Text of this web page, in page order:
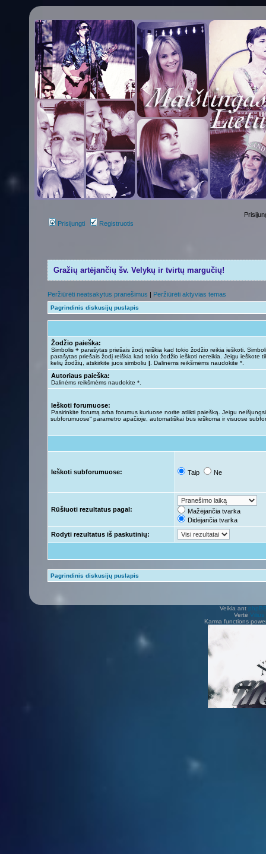
Prisijungti Registruotis
Gražių artėjančių šv. Velykų ir tvirtų margučių!
Peržiūrėti neatsakytus pranešimus | Peržiūrėti aktyvias temas
Pagrindinis diskusijų puslapis
Žodžio paieška:
Simbolis + parašytas priešais žodį reiškia kad tokio žodžio reikia ieškoti.
parašytas priešais žodį reiškia kad tokio žodžio ieškoti nereikia. Jeigu ieškote
kelių žodžių, atskirkite juos simboliu | . Dalinėms reikšmėms naudokite *.
Autoriaus paieška:
Dalinėms reikšmėms naudokite *.
Ieškoti forumuose:
Pasirinkite forumą arba forumus kuriuose norite atlikti paiešką. Jeigu
subforumuose“ parametro apačioje, automatiškai bus ieškoma ir visuose
Ieškoti subforumuose: Taip Ne
Rūšiuoti rezultatus pagal:
Mažėjančia tvarka
Didėjančia tvarka
Rodyti rezultatus iš paskutinių:
Pagrindinis diskusijų puslapis
Veikia ant
Vertė Vilius
Karma functions